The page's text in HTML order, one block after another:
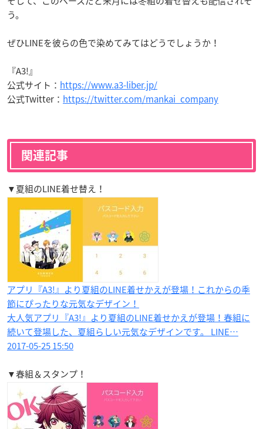
う。
ぜひLINEを彼らの色で染めてみてはどうでしょうか！
『A3!』
公式サイト： https://www.a3-liber.jp/
公式Twitter： https://twitter.com/mankai_company
関連記事
▼夏組のLINE着せ替え！
アプリ『A3!』より夏組のLINE着せかえが登場！これからの季
節にぴったりな元気なデザイン！
大人気アプリ『A3!』より夏組のLINE着せかえが登場！春組に
続いて登場した、夏組らしい元気なデザインです。 LINE…
2017-05-25 15:50
▼春組＆スタンプ！